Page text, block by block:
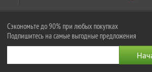
Сэкономьте до 90% при любых покупках
Подпишитесь на самые выгодные предложения